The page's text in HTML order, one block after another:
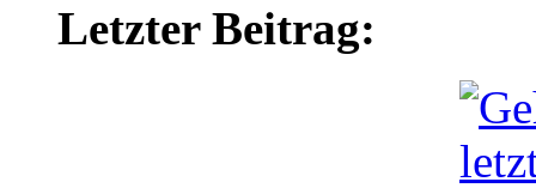
Letzter Beitrag: